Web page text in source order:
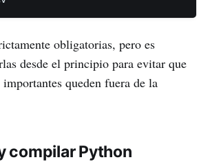
obligatorias, pero es
desde el principio para evitar que
queden fuera de la
compilar Python